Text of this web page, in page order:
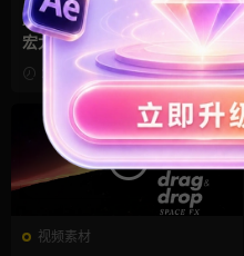
云
AE模板：天空夜晚极光LOGO
宏大震撼太空星云星空Ae特效
片头 Aurora logo
2021-07-16
视频素材
荐